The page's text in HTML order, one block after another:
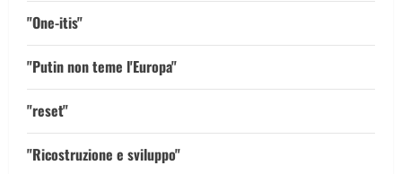
"One-itis"
"Putin non teme l'Europa"
"reset"
"Ricostruzione e sviluppo"